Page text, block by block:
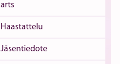
arts
Haastattelu
Jäsentiedote